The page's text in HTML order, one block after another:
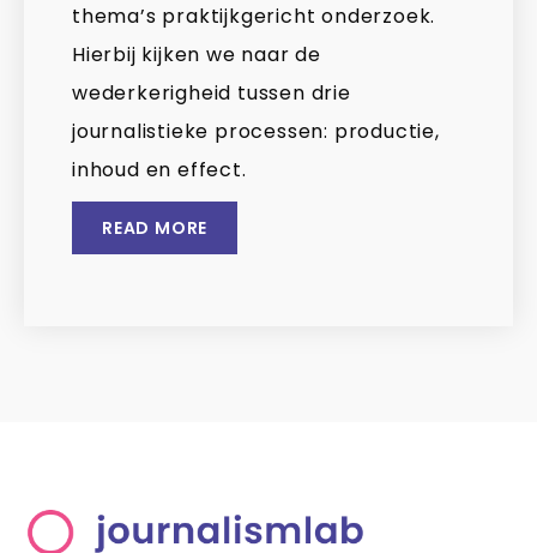
thema’s praktijkgericht onderzoek.
Hierbij kijken we naar de
wederkerigheid tussen drie
journalistieke processen: productie,
inhoud en effect.
READ MORE